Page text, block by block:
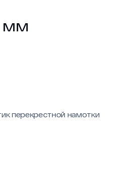
мм
перекрестной намотки